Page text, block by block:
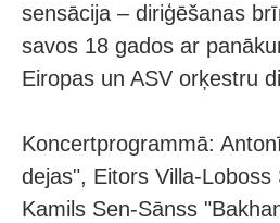
sensācija – diriģēšanas
savos 18 gados ar
Eiropas un ASV orķestru
Koncertprogrammā:
dejas", Eitors Villa-
Kamils Sen-Sānss